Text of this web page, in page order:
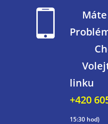
Máte
linku
+420
15:30 hod)